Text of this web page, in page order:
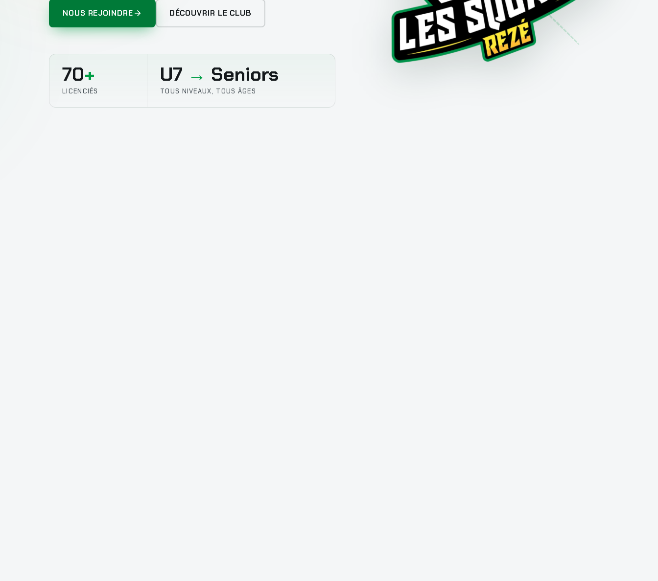
NOUS REJOINDRE DÉCOUVRIR LE CLUB
70+
LICENCIÉS
U7 → Seniors
TOUS NIVEAUX, TOUS ÂGES